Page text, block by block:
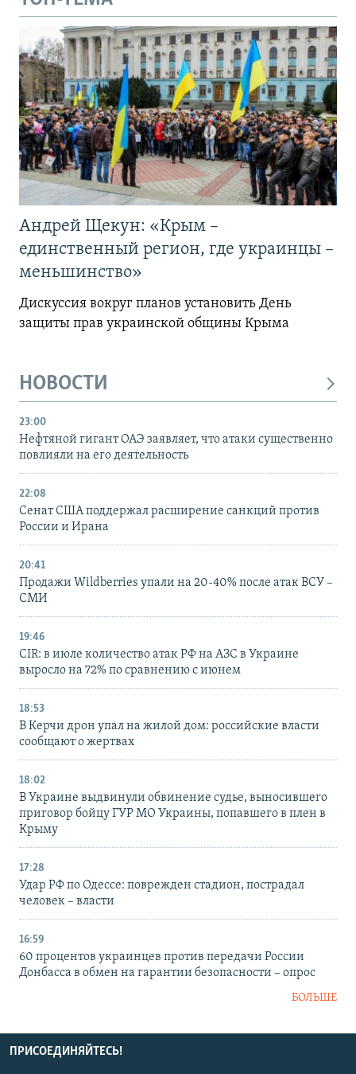
Андрей Щекун: «Крым –
единственный регион, где украинцы –
меньшинство»
Дискуссия вокруг планов установить День
защиты прав украинской общины Крыма
НОВОСТИ
23:00
Нефтяной гигант ОАЭ заявляет, что атаки существенно
повлияли на его деятельность
22:08
Сенат США поддержал расширение санкций против
России и Ирана
20:41
Продажи Wildberries упали на 20-40% после атак ВСУ –
СМИ
19:46
CIR: в июле количество атак РФ на АЗС в Украине
выросло на 72% по сравнению с июнем
18:53
В Керчи дрон упал на жилой дом: российские власти
сообщают о жертвах
18:02
В Украине выдвинули обвинение судье, выносившего
приговор бойцу ГУР МО Украины, попавшего в плен в
Крыму
17:28
Удар РФ по Одессе: поврежден стадион, пострадал
человек – власти
16:59
60 процентов украинцев против передачи России
Донбасса в обмен на гарантии безопасности – опрос
БОЛЬШЕ
ПРИСОЕДИНЯЙТЕСЬ!